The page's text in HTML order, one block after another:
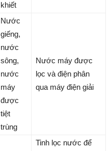
khiết
Nước
giếng,
nước
sông,
nước
máy
được
tiệt
trùng
Nước máy được
lọc và điện phân
qua máy điện giải
Tinh lọc nước để